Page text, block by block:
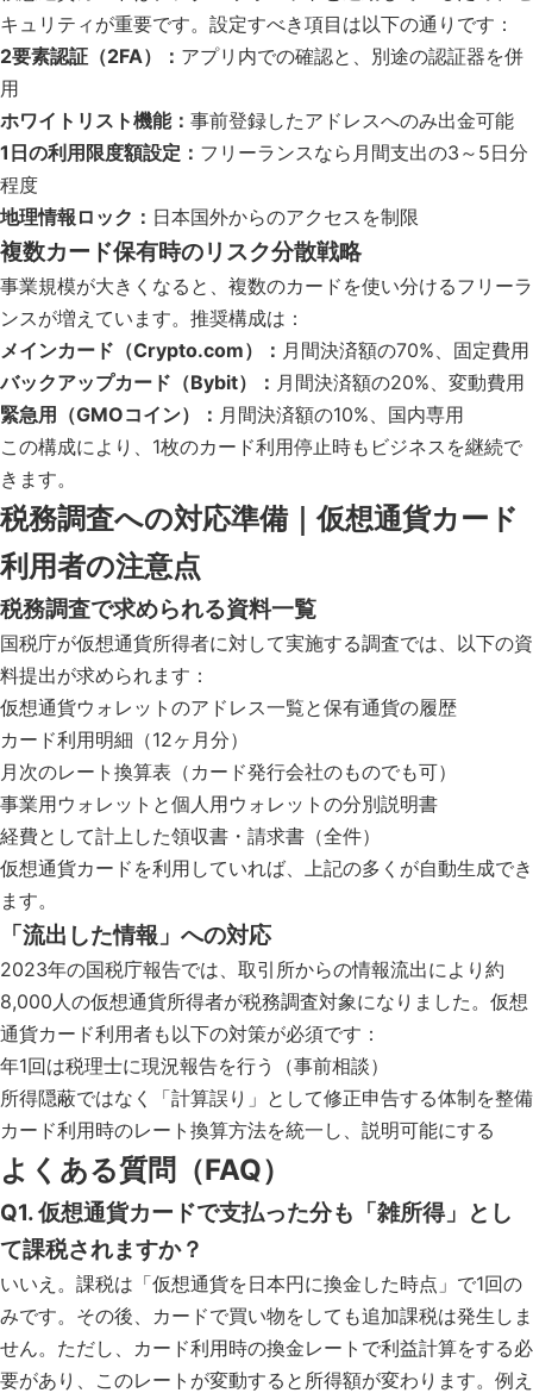
キュリティが重要です。設定すべき項目は以下の通りです：
2要素認証（2FA）： アプリ内での確認と、別途の認証器を併
用
ホワイトリスト機能： 事前登録したアドレスへのみ出金可能
1日の利用限度額設定： フリーランスなら月間支出の3～5日分
程度
地理情報ロック： 日本国外からのアクセスを制限
複数カード保有時のリスク分散戦略
事業規模が大きくなると、複数のカードを使い分けるフリーラ
ンスが増えています。推奨構成は：
メインカード（Crypto.com）： 月間決済額の70%、固定費用
バックアップカード（Bybit）： 月間決済額の20%、変動費用
緊急用（GMOコイン）： 月間決済額の10%、国内専用
この構成により、1枚のカード利用停止時もビジネスを継続で
きます。
税務調査への対応準備｜仮想通貨カード
利用者の注意点
税務調査で求められる資料一覧
国税庁が仮想通貨所得者に対して実施する調査では、以下の資
料提出が求められます：
仮想通貨ウォレットのアドレス一覧と保有通貨の履歴
カード利用明細（12ヶ月分）
月次のレート換算表（カード発行会社のものでも可）
事業用ウォレットと個人用ウォレットの分別説明書
経費として計上した領収書・請求書（全件）
仮想通貨カードを利用していれば、上記の多くが自動生成でき
ます。
「流出した情報」への対応
2023年の国税庁報告では、取引所からの情報流出により約
8,000人の仮想通貨所得者が税務調査対象になりました。仮想
通貨カード利用者も以下の対策が必須です：
年1回は税理士に現況報告を行う（事前相談）
所得隠蔽ではなく「計算誤り」として修正申告する体制を整備
カード利用時のレート換算方法を統一し、説明可能にする
よくある質問（FAQ）
Q1. 仮想通貨カードで支払った分も「雑所得」とし
て課税されますか？
いいえ。課税は「仮想通貨を日本円に換金した時点」で1回の
みです。その後、カードで買い物をしても追加課税は発生しま
せん。ただし、カード利用時の換金レートで利益計算をする必
要があり、このレートが変動すると所得額が変わります。例え